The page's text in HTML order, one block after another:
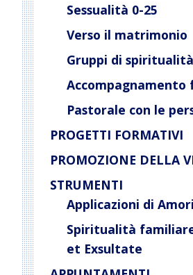
Sessualità 0-25
Verso il matrimonio
Gruppi di
Pastorale con le
PROGETTI FORMATIVI
PROMOZIONE DELLA
STRUMENTI
Applicazioni di
Spiritualità
et Exsultate